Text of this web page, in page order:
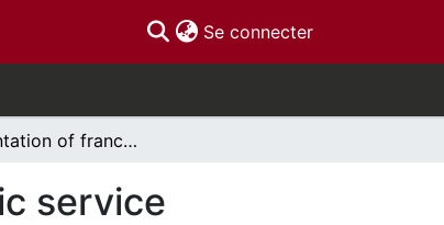
Se connecter(current)
Representation of francophones in the federal public service
service